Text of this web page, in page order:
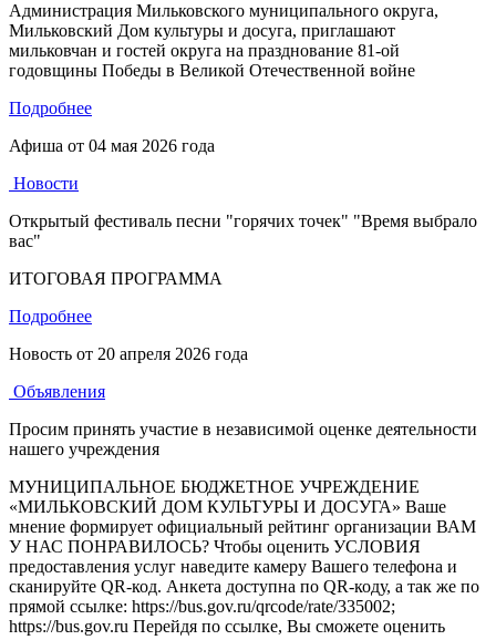
Администрация Мильковского муниципального округа,
Мильковский Дом культуры и досуга, приглашают
мильковчан и гостей округа на празднование 81-ой
годовщины Победы в Великой Отечественной войне
Подробнее
Афиша от 04 мая 2026 года
Новости
Открытый фестиваль песни "горячих точек" "Время выбрало
вас"
ИТОГОВАЯ ПРОГРАММА
Подробнее
Новость от 20 апреля 2026 года
Объявления
Просим принять участие в независимой оценке деятельности
нашего учреждения
МУНИЦИПАЛЬНОЕ БЮДЖЕТНОЕ УЧРЕЖДЕНИЕ
«МИЛЬКОВСКИЙ ДОМ КУЛЬТУРЫ И ДОСУГА» Ваше
мнение формирует официальный рейтинг организации ВАМ
У НАС ПОНРАВИЛОСЬ? Чтобы оценить УСЛОВИЯ
предоставления услуг наведите камеру Вашего телефона и
сканируйте QR-код. Анкета доступна по QR-коду, а так же по
прямой ссылке: https://bus.gov.ru/qrcode/rate/335002;
https://bus.gov.ru Перейдя по ссылке, Вы сможете оценить